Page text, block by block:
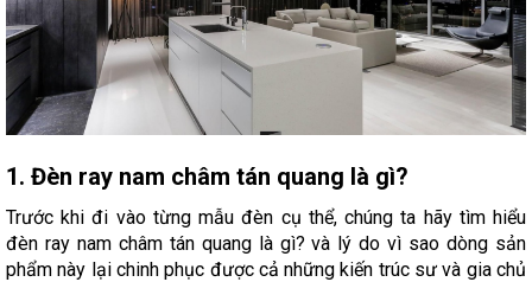
1. Đèn ray nam châm tán quang là gì?
Trước khi đi vào từng mẫu đèn cụ thể, chúng ta hãy tìm hiểu
đèn ray nam châm tán quang là gì? và lý do vì sao dòng sản
phẩm này lại chinh phục được cả những kiến trúc sư và gia chủ